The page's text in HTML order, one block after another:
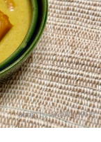
photo by AKARI LIPPE